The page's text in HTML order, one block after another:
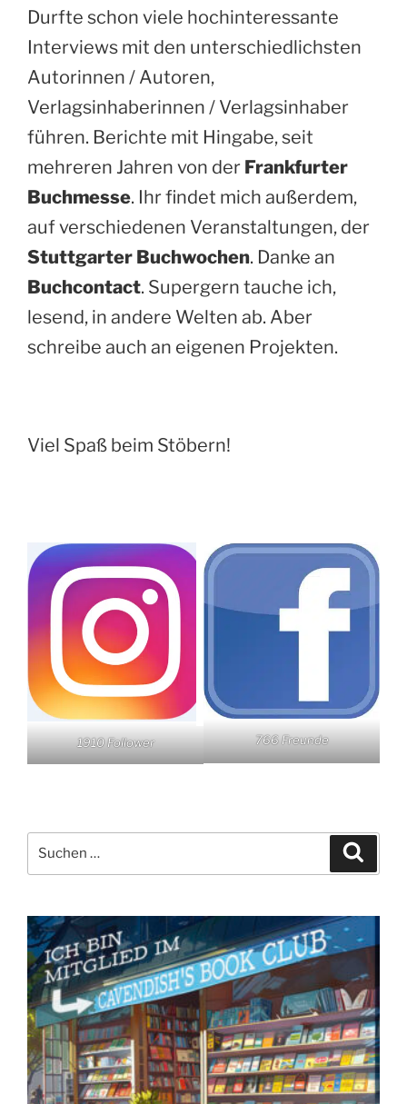
Durfte schon viele hochinteressante
Interviews mit den unterschiedlichsten
Autorinnen / Autoren,
Verlagsinhaberinnen / Verlagsinhaber
führen. Berichte mit Hingabe, seit
mehreren Jahren von der Frankfurter
Buchmesse. Ihr findet mich außerdem,
auf verschiedenen Veranstaltungen, der
Stuttgarter Buchwochen. Danke an
Buchcontact. Supergern tauche ich,
lesend, in andere Welten ab. Aber
schreibe auch an eigenen Projekten.
Viel Spaß beim Stöbern!
1910 Follower 766 Freunde
nach: